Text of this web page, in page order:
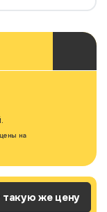
на
такую же цену